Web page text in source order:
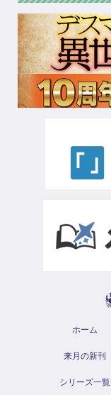
ホーム
来月の新刊
シリーズ一覧